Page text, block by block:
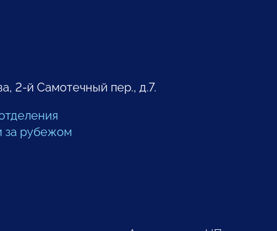
2-й Самотечный пер., д.7.
за рубежом